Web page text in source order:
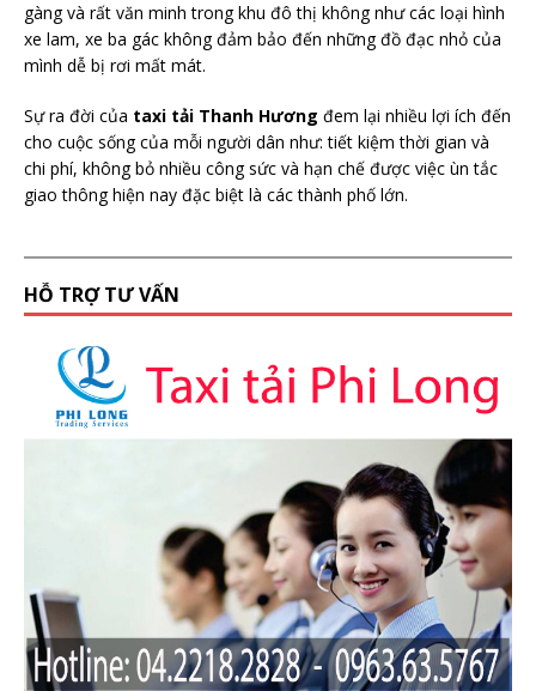
gàng và rất văn minh trong khu đô thị không như các loại hình
xe lam, xe ba gác không đảm bảo đến những đồ đạc nhỏ của
mình dễ bị rơi mất mát.
Sự ra đời của taxi tải Thanh Hương đem lại nhiều lợi ích đến
cho cuộc sống của mỗi người dân như: tiết kiệm thời gian và
chi phí, không bỏ nhiều công sức và hạn chế được việc ùn tắc
giao thông hiện nay đặc biệt là các thành phố lớn.
HỖ TRỢ TƯ VẤN